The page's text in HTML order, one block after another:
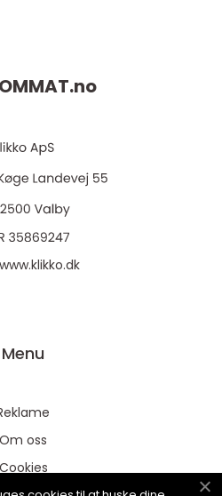
no
www.klikko.dk
Menu
Om oss
Cookies